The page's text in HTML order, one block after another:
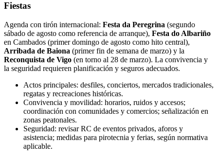
Fiestas
Agenda con tirón internacional: Festa da Peregrina (segundo
sábado de agosto como referencia de arranque), Festa do Albariño
en Cambados (primer domingo de agosto como hito central),
Arribada de Baiona (primer fin de semana de marzo) y la
Reconquista de Vigo (en torno al 28 de marzo). La convivencia y
la seguridad requieren planificación y seguros adecuados.
Actos principales: desfiles, conciertos, mercados tradicionales,
regatas y recreaciones históricas.
Convivencia y movilidad: horarios, ruidos y accesos;
coordinación con comunidades y comercios; señalización en
zonas peatonales.
Seguridad: revisar RC de eventos privados, aforos y
asistencia; medidas para pirotecnia y ferias, según normativa
aplicable.